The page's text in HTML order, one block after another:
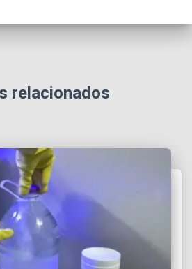
relacionados